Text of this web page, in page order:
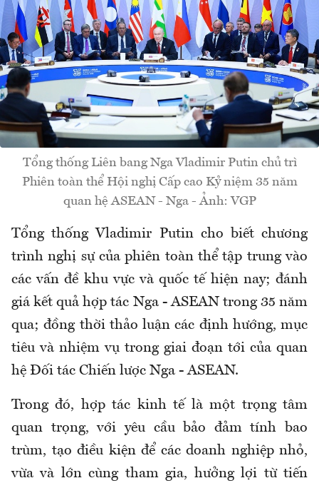
Tổng thống Liên bang Nga Vladimir Putin chủ trì
Phiên toàn thể Hội nghị Cấp cao Kỷ niệm 35 năm
quan hệ ASEAN - Nga - Ảnh: VGP
Tổng thống Vladimir Putin cho biết chương
trình nghị sự của phiên toàn thể tập trung vào
các vấn đề khu vực và quốc tế hiện nay; đánh
giá kết quả hợp tác Nga - ASEAN trong 35 năm
qua; đồng thời thảo luận các định hướng, mục
tiêu và nhiệm vụ trong giai đoạn tới của quan
hệ Đối tác Chiến lược Nga - ASEAN.
Trong đó, hợp tác kinh tế là một trọng tâm
quan trọng, với yêu cầu bảo đảm tính bao
trùm, tạo điều kiện để các doanh nghiệp nhỏ,
vừa và lớn cùng tham gia, hưởng lợi từ tiến